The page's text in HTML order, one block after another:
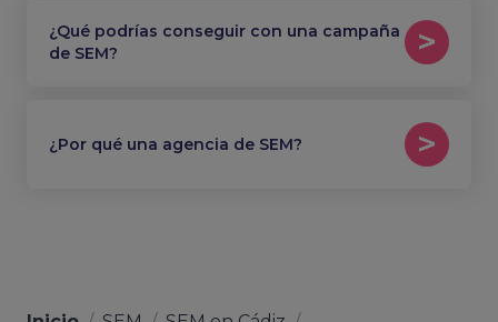
¿Qué podrías conseguir con una campaña
de SEM?
¿Por qué una agencia de SEM?